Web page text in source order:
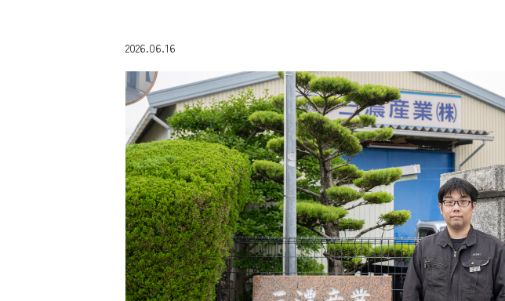
2026.06.16